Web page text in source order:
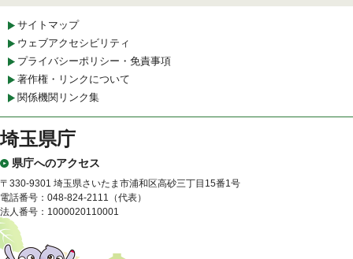
サイトマップ
ウェブアクセシビリティ
プライバシーポリシー・免責事項
著作権・リンクについて
関係機関リンク集
埼玉県庁
県庁へのアクセス
〒330-9301 埼玉県さいたま市浦和区高砂三丁目15番1号
電話番号：048-824-2111（代表）
法人番号：1000020110001